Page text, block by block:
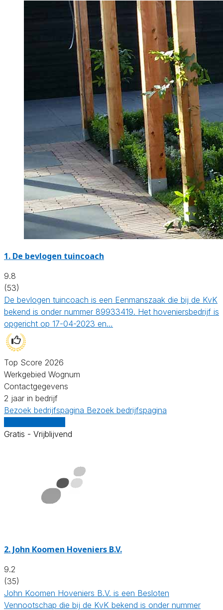
1. De bevlogen tuincoach
9.8
(53)
De bevlogen tuincoach is een Eenmanszaak die bij de KvK
bekend is onder nummer 89933419. Het hoveniersbedrijf is
opgericht op 17-04-2023 en…
Top Score 2026
Werkgebied Wognum
Contactgegevens
2 jaar in bedrijf
Bezoek bedrijfspagina Bezoek bedrijfspagina
Gratis - Vrijblijvend
2. John Koomen Hoveniers B.V.
9.2
(35)
John Koomen Hoveniers B.V. is een Besloten
Vennootschap die bij de KvK bekend is onder nummer